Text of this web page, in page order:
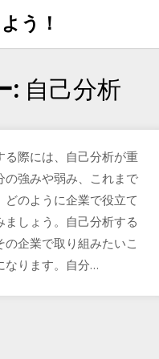
う！
: 自己分析
る際には、自己分析が重
の強みや弱み、これまで
どのように企業で役立て
ましょう。自己分析する
の企業で取り組みたいこ
なります。自分…